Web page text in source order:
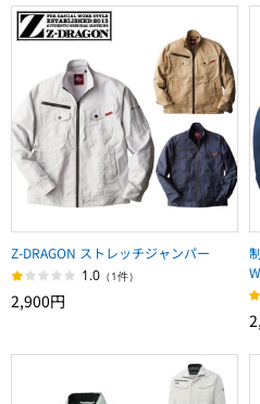
Z-DRAGON ストレッチジャンパー
1.0 （1件）
2,900円